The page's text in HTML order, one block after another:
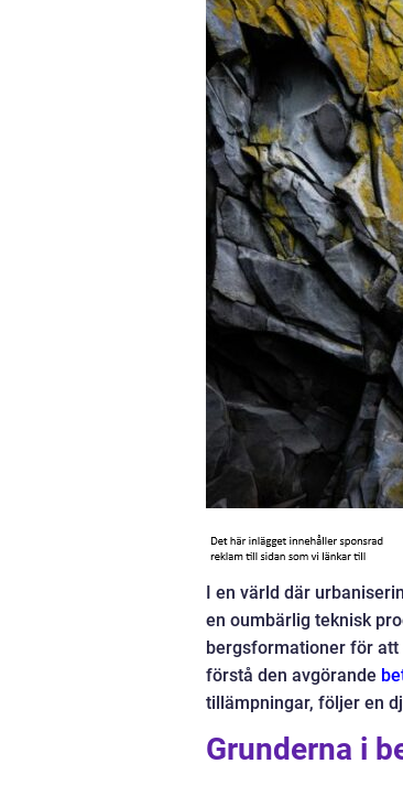
I en värld där
en oumbärlig teknisk
bergsformationer för att
förstå den avgörande
tillämpningar, följer en
Grunderna i